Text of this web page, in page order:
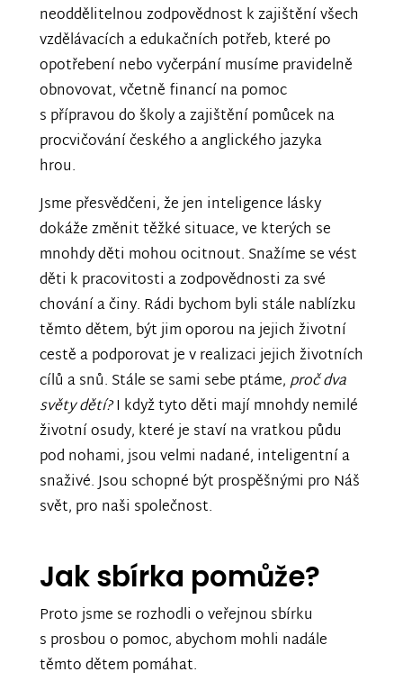
neoddělitelnou zodpovědnost k zajištění všech
vzdělávacích a edukačních potřeb, které po
opotřebení nebo vyčerpání musíme pravidelně
obnovovat, včetně financí na pomoc
s přípravou do školy a zajištění pomůcek na
procvičování českého a anglického jazyka
hrou.
Jsme přesvědčeni, že jen inteligence lásky
dokáže změnit těžké situace, ve kterých se
mnohdy děti mohou ocitnout. Snažíme se vést
děti k pracovitosti a zodpovědnosti za své
chování a činy. Rádi bychom byli stále nablízku
těmto dětem, být jim oporou na jejich životní
cestě a podporovat je v realizaci jejich životních
cílů a snů. Stále se sami sebe ptáme,proč dva
světy dětí?I když tyto děti mají mnohdy nemilé
životní osudy, které je staví na vratkou půdu
pod nohami, jsou velmi nadané, inteligentní a
snaživé. Jsou schopné být prospěšnými pro Náš
svět, pro naši společnost.
Jak sbírka pomůže?
Proto jsme se rozhodli o veřejnou sbírku
s prosbou o pomoc, abychom mohli nadále
těmto dětem pomáhat.